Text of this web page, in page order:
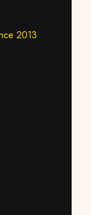
2013